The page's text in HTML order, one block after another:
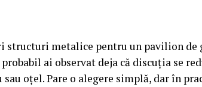
structuri metalice pentru un pavilion de
ai observat deja că discuția se
oțel. Pare o alegere simplă, dar în